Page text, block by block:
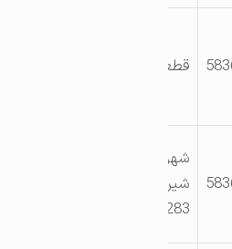
قطعه 602
شهرک صنعتی
شیروان قطعه